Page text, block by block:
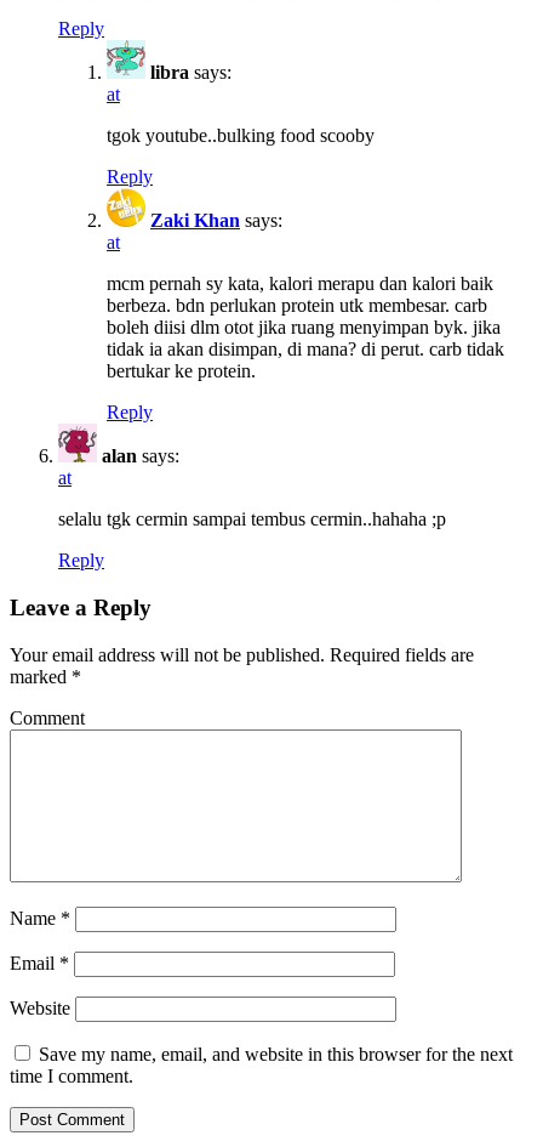
Reply
libra says:
at
tgok youtube..bulking food scooby
Reply
Zaki Khan says:
at
mcm pernah sy kata, kalori merapu dan kalori baik
berbeza. bdn perlukan protein utk membesar. carb
boleh diisi dlm otot jika ruang menyimpan byk. jika
tidak ia akan disimpan, di mana? di perut. carb tidak
bertukar ke protein.
Reply
alan says:
at
selalu tgk cermin sampai tembus cermin..hahaha ;p
Reply
Leave a Reply
Your email address will not be published. Required fields are
marked *
Comment
Name *
Email *
Website
Save my name, email, and website in this browser for the next
time I comment.